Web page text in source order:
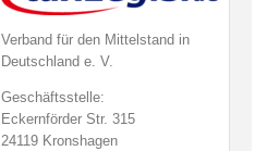
Verband für den Mittelstand in
Deutschland e. V.
Geschäftsstelle:
Eckernförder Str. 315
24119 Kronshagen